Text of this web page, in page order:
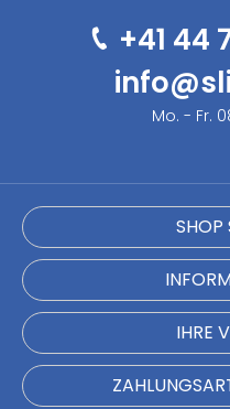
+41 44
Mo. - Fr.
SHOP
IHRE